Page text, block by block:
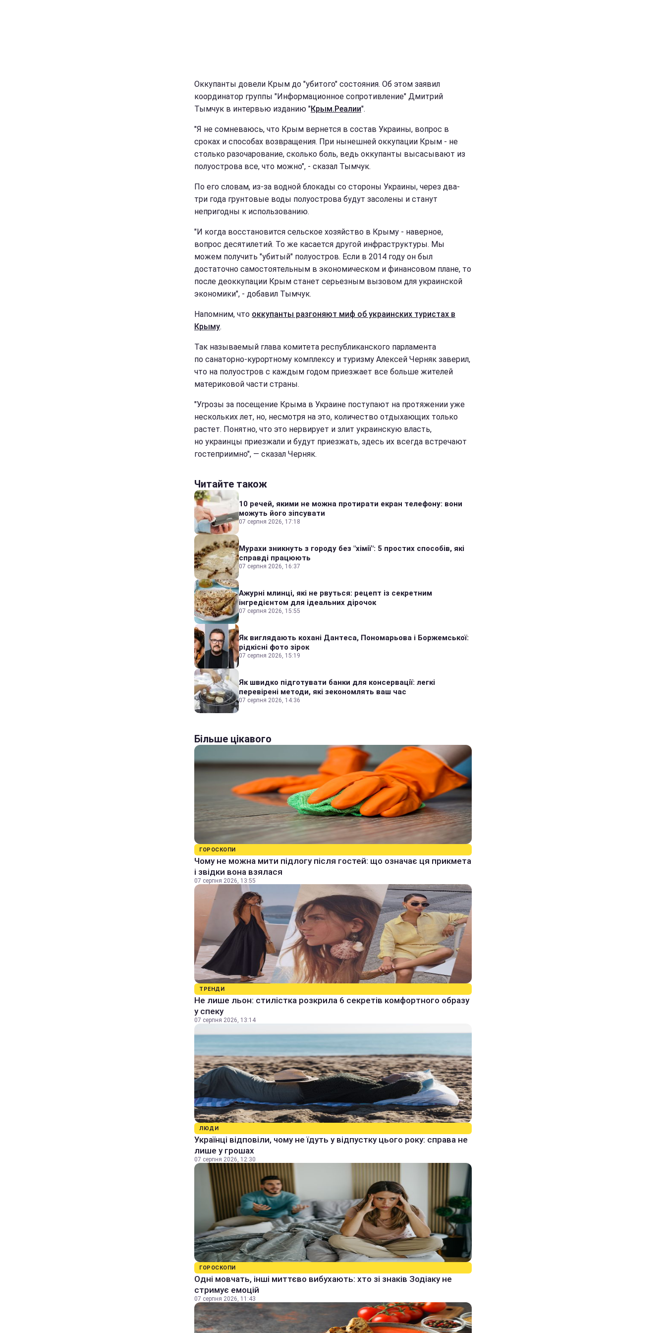
Оккупанты довели Крым до "убитого" состояния. Об этом заявил
координатор группы "Информационное сопротивление" Дмитрий
Тымчук в интервью изданию "Крым.Реалии".
"Я не сомневаюсь, что Крым вернется в состав Украины, вопрос в
сроках и способах возвращения. При нынешней оккупации Крым - не
столько разочарование, сколько боль, ведь оккупанты высасывают из
полуострова все, что можно", - сказал Тымчук.
По его словам, из-за водной блокады со стороны Украины, через два-
три года грунтовые воды полуострова будут засолены и станут
непригодны к использованию.
"И когда восстановится сельское хозяйство в Крыму - наверное,
вопрос десятилетий. То же касается другой инфраструктуры. Мы
можем получить "убитый" полуостров. Если в 2014 году он был
достаточно самостоятельным в экономическом и финансовом плане, то
после деоккупации Крым станет серьезным вызовом для украинской
экономики", - добавил Тымчук.
Напомним, что оккупанты разгоняют миф об украинских туристах в
Крыму.
Так называемый глава комитета республиканского парламента
по санаторно-курортному комплексу и туризму Алексей Черняк заверил,
что на полуостров с каждым годом приезжает все больше жителей
материковой части страны.
"Угрозы за посещение Крыма в Украине поступают на протяжении уже
нескольких лет, но, несмотря на это, количество отдыхающих только
растет. Понятно, что это нервирует и злит украинскую власть,
но украинцы приезжали и будут приезжать, здесь их всегда встречают
гостеприимно", — сказал Черняк.
Читайте також
10 речей, якими не можна протирати екран телефону: вони
можуть його зіпсувати
07 серпня 2026, 17:18
Мурахи зникнуть з городу без "хімії": 5 простих способів, які
справді працюють
07 серпня 2026, 16:37
Ажурні млинці, які не рвуться: рецепт із секретним
інгредієнтом для ідеальних дірочок
07 серпня 2026, 15:55
Як виглядають кохані Дантеса, Пономарьова і Боржемської:
рідкісні фото зірок
07 серпня 2026, 15:19
Як швидко підготувати банки для консервації: легкі
перевірені методи, які зекономлять ваш час
07 серпня 2026, 14:36
Більше цікавого
ГОРОСКОПИ
Чому не можна мити підлогу після гостей: що означає ця прикмета
і звідки вона взялася
07 серпня 2026, 13:55
ТРЕНДИ
Не лише льон: стилістка розкрила 6 секретів комфортного образу
у спеку
07 серпня 2026, 13:14
ЛЮДИ
Українці відповіли, чому не їдуть у відпустку цього року: справа не
лише у грошах
07 серпня 2026, 12:30
ГОРОСКОПИ
Одні мовчать, інші миттєво вибухають: хто зі знаків Зодіаку не
стримує емоцій
07 серпня 2026, 11:43